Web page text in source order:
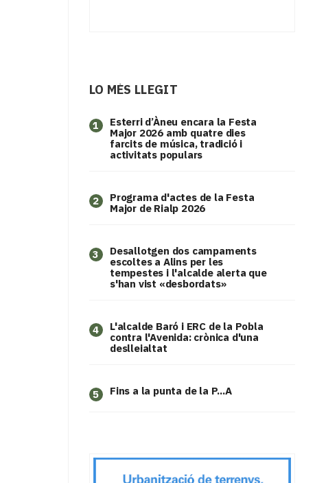
LO MÉS LLEGIT
1
Esterri d’Àneu encara la Festa
Major 2026 amb quatre dies
farcits de música, tradició i
activitats populars
2
Programa d'actes de la Festa
Major de Rialp 2026
3
​Desallotgen dos campaments
escoltes a Alins per les
tempestes i l'alcalde alerta que
s'han vist «desbordats»
4
L'alcalde Baró i ERC de la Pobla
contra l'Avenida: crònica d'una
deslleialtat
5 Fins a la punta de la P...A